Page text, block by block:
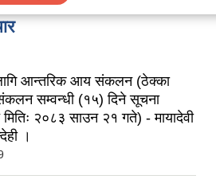
आन्तरिक आय संकलन (ठेक्का
सम्वन्धी (१५) दिने सूचना
२०८३ साउन २१ गते) - मायादेवी
।